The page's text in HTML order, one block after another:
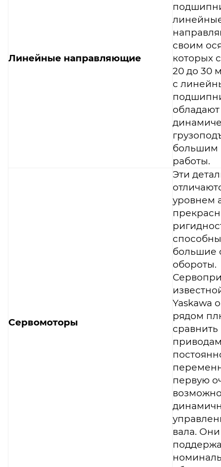
Линейные направляющие
своим
которых
20 до 30
с
большим
работы.
Сервомоторы
Эти
уровнем
большие
обороты.
Yaskawa
рядом
первую
вала.